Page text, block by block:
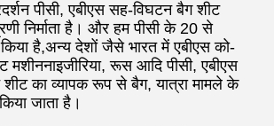
पीसी, एबीएस सह-विघटन बैग शीट
निर्माता है। और हम पीसी के 20 से
है,अन्य देशों जैसे भारत में एबीएस को-
रूस आदि पीसी, एबीएस
शीट का व्यापक रूप से बैग, यात्रा मामले के
जाता है।